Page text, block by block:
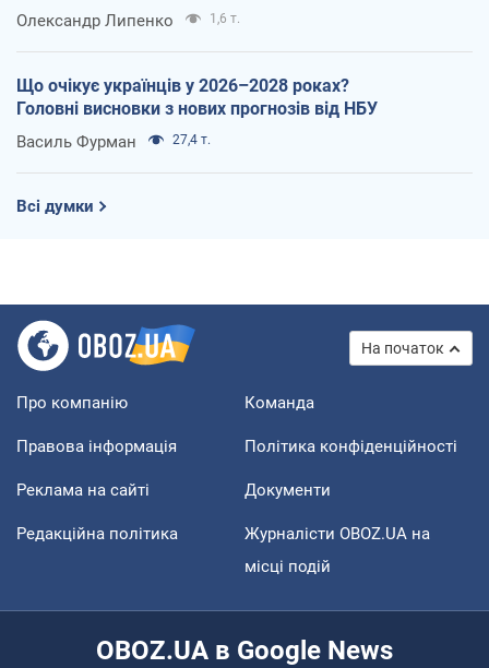
Олександр Липенко 1,6 т.
Що очікує українців у 2026–2028 роках?
Головні висновки з нових прогнозів від НБУ
Василь Фурман 27,4 т.
Всі думки
На початок
Про компанію Команда
Правова інформація Політика конфіденційності
Реклама на сайті Документи
Редакційна політика
Журналісти OBOZ.UA на
місці подій
OBOZ.UA в Google News